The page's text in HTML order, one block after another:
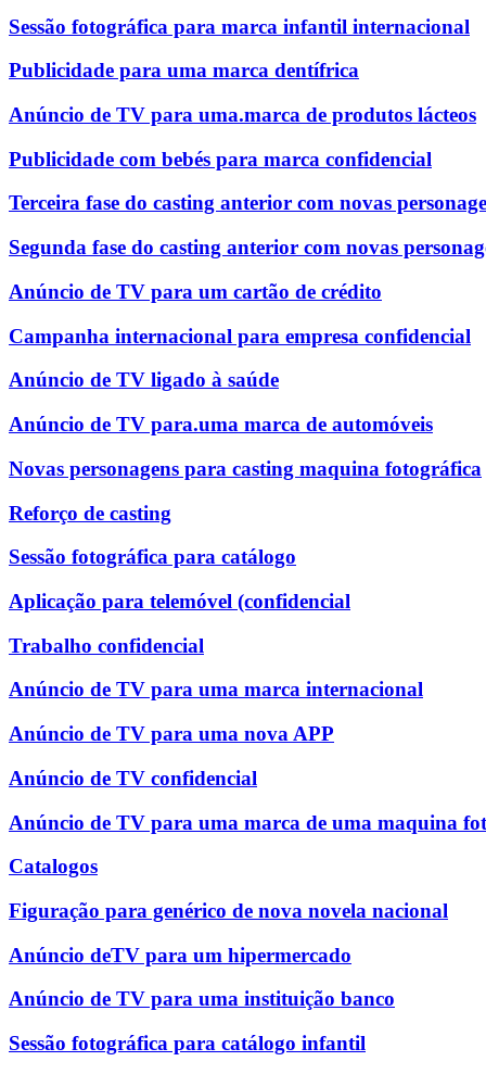
Sessão fotográfica para marca infantil internacional
Publicidade para uma marca dentífrica
Anúncio de TV para uma.marca de produtos lácteos
Publicidade com bebés para marca confidencial
Terceira fase do casting anterior com novas
Segunda fase do casting anterior com novas
Anúncio de TV para um cartão de crédito
Campanha internacional para empresa confidencial
Anúncio de TV ligado à saúde
Anúncio de TV para.uma marca de automóveis
Novas personagens para casting maquina fotográfica
Reforço de casting
Sessão fotográfica para catálogo
Aplicação para telemóvel (confidencial
Trabalho confidencial
Anúncio de TV para uma marca internacional
Anúncio de TV para uma nova APP
Anúncio de TV confidencial
Anúncio de TV para uma marca de uma maquina
Catalogos
Figuração para genérico de nova novela nacional
Anúncio deTV para um hipermercado
Anúncio de TV para uma instituição banco
Sessão fotográfica para catálogo infantil